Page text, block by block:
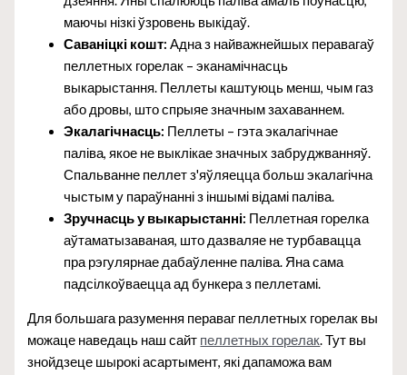
маючы нізкі ўзровень выкідаў.
Саваніцкі кошт: Адна з найважнейшых перавагаў
пеллетных горелак – эканамічнасць
выкарыстання. Пеллеты каштуюць менш, чым газ
або дровы, што спрыяе значным захаваннем.
Экалагічнасць: Пеллеты – гэта экалагічнае
паліва, якое не выклікае значных забруджванняў.
Спальванне пеллет з'яўляецца больш экалагічна
чыстым у параўнанні з іншымі відамі паліва.
Зручнасць у выкарыстанні: Пеллетная горелка
аўтаматызаваная, што дазваляе не турбавацца
пра рэгулярнае дабаўленне паліва. Яна сама
падсілкоўваецца ад бункера з пеллетамі.
Для большага разумення пераваг пеллетных горелак вы
можаце наведаць наш сайт пеллетных горелак. Тут вы
знойдзеце шырокі асартымент, які дапаможа вам